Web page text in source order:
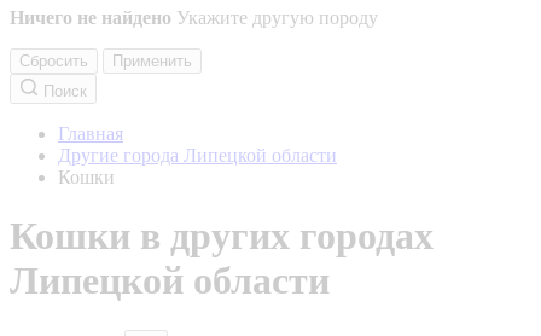
Ничего не найдено Укажите другую породу
Сбросить
Применить
Поиск
Главная
Другие города Липецкой области
Кошки
Кошки в других городах
Липецкой области